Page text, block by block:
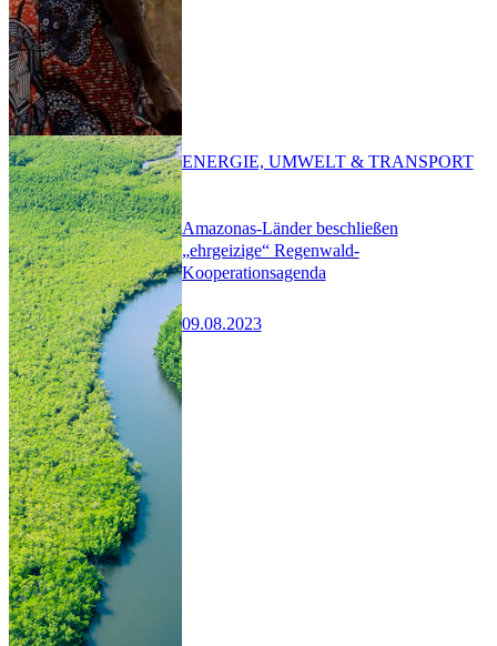
Amazonas-Länder beschließen
„ehrgeizige“ Regenwald-
Kooperationsagenda
09.08.2023
ENERGIE, UMWELT & TRANSPORT